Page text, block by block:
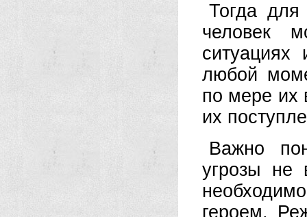
Тогда
человек
любой
по мере их
их
Важно
угрозы не
героем.